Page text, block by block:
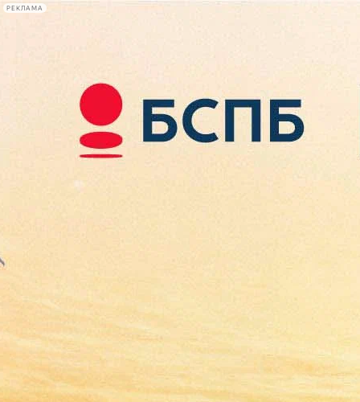
РЕКЛАМА
Сегодня:
2026.08.09
02:43
Афиша Plus
Главный маньяк «Игры